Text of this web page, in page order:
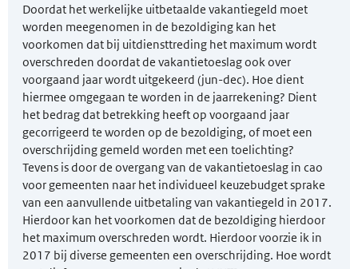
Doordat het werkelijke uitbetaalde vakantiegeld moet
worden meegenomen in de bezoldiging kan het
voorkomen dat bij uitdiensttreding het maximum wordt
overschreden doordat de vakantietoeslag ook over
voorgaand jaar wordt uitgekeerd (jun-dec). Hoe dient
hiermee omgegaan te worden in de jaarrekening? Dient
het bedrag dat betrekking heeft op voorgaand jaar
gecorrigeerd te worden op de bezoldiging, of moet een
overschrijding gemeld worden met een toelichting?
Tevens is door de overgang van de vakantietoeslag in cao
voor gemeenten naar het individueel keuzebudget sprake
van een aanvullende uitbetaling van vakantiegeld in 2017.
Hierdoor kan het voorkomen dat de bezoldiging hierdoor
het maximum overschreden wordt. Hierdoor voorzie ik in
2017 bij diverse gemeenten een overschrijding. Hoe wordt